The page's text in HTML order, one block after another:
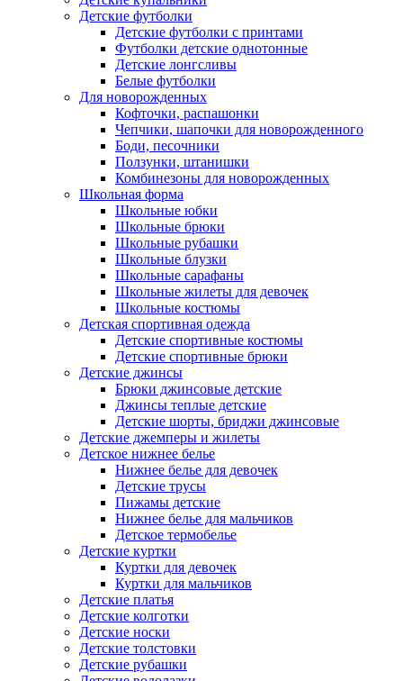
Детские футболки
Детские футболки с принтами
Футболки детские однотонные
Детские лонгсливы
Белые футболки
Для новорожденных
Кофточки, распашонки
Чепчики, шапочки для новорожденного
Боди, песочники
Ползунки, штанишки
Комбинезоны для новорожденных
Школьная форма
Школьные юбки
Школьные брюки
Школьные рубашки
Школьные блузки
Школьные сарафаны
Школьные жилеты для девочек
Школьные костюмы
Детская спортивная одежда
Детские спортивные костюмы
Детские спортивные брюки
Детские джинсы
Брюки джинсовые детские
Джинсы теплые детские
Детские шорты, бриджи джинсовые
Детские джемперы и жилеты
Детское нижнее белье
Нижнее белье для девочек
Детские трусы
Пижамы детские
Нижнее белье для мальчиков
Детское термобелье
Детские куртки
Куртки для девочек
Куртки для мальчиков
Детские платья
Детские колготки
Детские носки
Детские толстовки
Детские рубашки